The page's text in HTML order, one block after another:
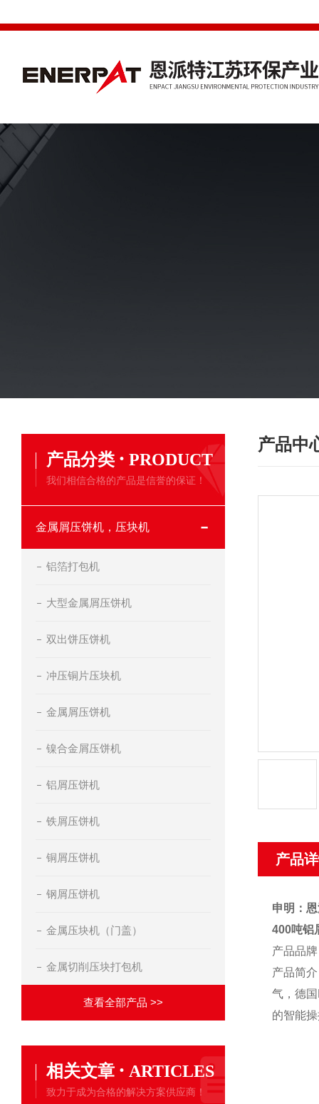
产品分类 · PRODUCT
我们相信合格的产品是信誉的保证！
金属屑压饼机，压块机
铝箔打包机
大型金属屑压饼机
双出饼压饼机
冲压铜片压块机
金属屑压饼机
镍合金屑压饼机
铝屑压饼机
铁屑压饼机
铜屑压饼机
钢屑压饼机
金属压块机（门盖）
金属切削压块打包机
查看全部产品 >>
相关文章 · ARTICLES
致力于成为合格的解决方案供应商！
产品中
产品
申明：
400吨铝
产品品
产品简
气，德
的智能